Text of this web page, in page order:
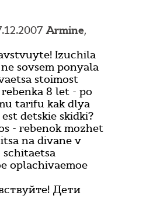
Armine,
Izuchila
sovsem ponyala
stoimost
8 let - po
tarifu kak dlya
detskie skidki?
- rebenok mozhet
na divane v
oplachivaemoe
Дети